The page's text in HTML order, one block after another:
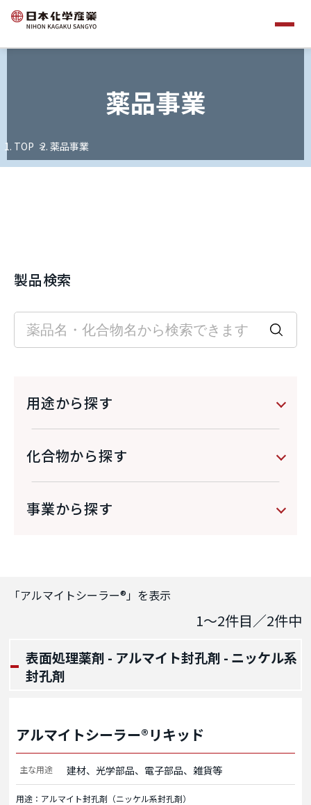
薬品事業
TOP 薬品事業
製品検索
用途から探す
化合物から探す
事業から探す
「アルマイトシーラー®」を表示
1～2件目／2件中
表面処理薬剤 - アルマイト封孔剤 - ニッケル系
封孔剤
アルマイトシーラー®リキッド
主な用途 建材、光学部品、電子部品、雑貨等
用途：アルマイト封孔剤（ニッケル系封孔剤）